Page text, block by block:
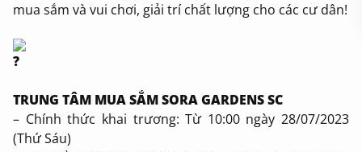
mua sắm và vui chơi, giải trí chất lượng cho các cư dân!
TRUNG TÂM MUA SẮM SORA GARDENS SC
– Chính thức khai trương: Từ 10:00 ngày 28/07/2023
(Thứ Sáu)